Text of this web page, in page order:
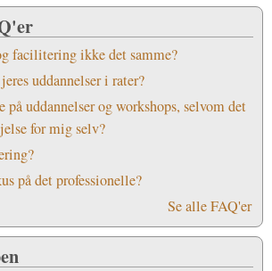
facilitering ikke det samme?
uddannelser i rater?
på uddannelser og workshops, selvom det
for mig selv?
på det professionelle?
Se alle FAQ'er
Køb bøgerne